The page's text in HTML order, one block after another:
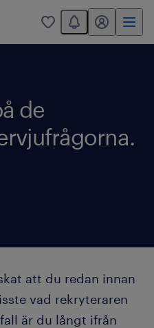
0
You have 0
mitt randstad
de
att du redan innan
vad rekryteraren
är du långt ifrån